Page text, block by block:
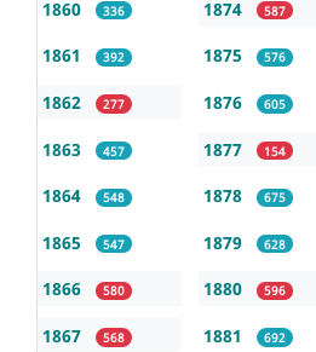
1860 336
1861 392
1862 277
1863 457
1864 548
1865 547
1866 580
1867 568
1874 587
1875 576
1876 605
1877 154
1878 675
1879 628
1880 596
1881 692